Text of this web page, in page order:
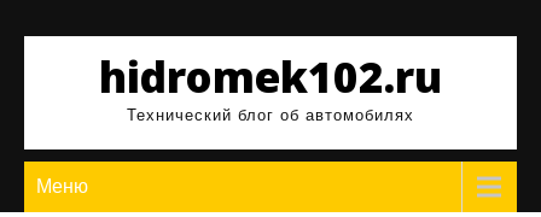
содержимомуhidromek102.ru
Технический блог об автомобилях
Меню